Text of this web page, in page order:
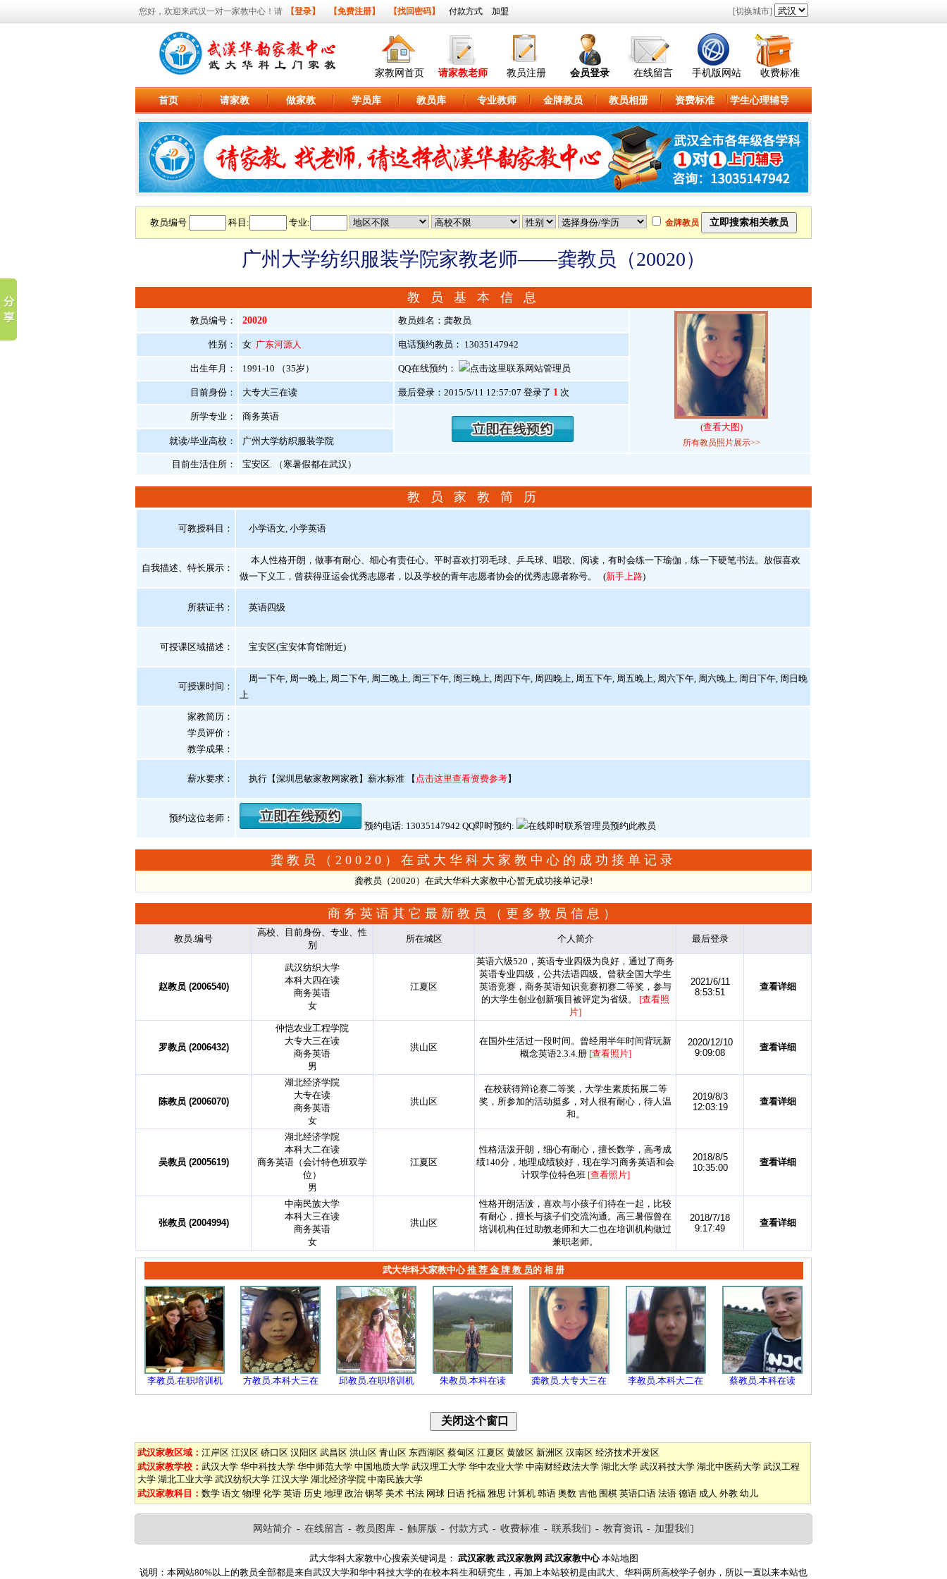
您好，欢迎来武汉一对一家教中心！请 【登录】 【免费注册】 【找回密码】 付款方式 加盟 [切换城市]
家教网首页 请家教老师 教员注册 会员登录 在线留言 手机版网站 收费标准
首页 请家教 做家教 学员库 教员库 专业教师 金牌教员 教员相册 资费标准 学生心理辅导
教员编号 科目: 专业: 金牌教员
广州大学纺织服装学院家教老师——龚教员（20020）
教 员 基 本 信 息
教员编号： 20020 教员姓名：龚教员
(查看大图)
所有教员照片展示>>
性别： 女 广东河源人 电话预约教员： 13035147942
出生年月： 1991-10 （35岁） QQ在线预约：
目前身份： 大专大三在读 最后登录：2015/5/11 12:57:07 登录了 1 次
所学专业： 商务英语
就读/毕业高校： 广州大学纺织服装学院
目前生活住所： 宝安区. （寒暑假都在武汉）
教 员 家 教 简 历
可教授科目： 小学语文, 小学英语
自我描述、特长展示 ：
本人性格开朗，做事有耐心、细心有责任心。平时喜欢打羽毛球、乒乓球、唱歌、阅读，有时会练一下瑜伽，练一下硬笔书法。放假喜欢
做一下义工，曾获得亚运会优秀志愿者，以及学校的青年志愿者协会的优秀志愿者称号。
(新手上路)
所获证书 ： 英语四级
可授课区域描述： 宝安区(宝安体育馆附近)
可授课时间：
周一下午, 周一晚上, 周二下午, 周二晚上, 周三下午, 周三晚上, 周四下午, 周四晚上, 周五下午, 周五晚上, 周六下午, 周六晚上, 周日下午, 周日晚
上
家教简历：
学员评价：
教学成果：
薪水要求： 执行【深圳思敏家教网家教】薪水标准 【 点击这里查看资费参考】
预约这位老师：
预约电话: 13035147942 QQ即时预约:
龚教员（20020）在武大华科大家教中心的成功接单记录
龚教员（20020）在武大华科大家教中心暂无成功接单记录!
商务英语其它最新教员（ 更多教员信息 ）
教员.编号
高校、目前身份、专业、性
别
所在城区 个人简介 最后登录
赵教员 (2006540)
武汉纺织大学
本科大四在读
商务英语
女
江夏区
英语六级520，英语专业四级为良好，通过了商务
英语专业四级，公共法语四级。曾获全国大学生
英语竞赛，商务英语知识竞赛初赛二等奖，参与
的大学生创业创新项目被评定为省级。 [查看照
片]
2021/6/11
8:53:51
查看详细
罗教员 (2006432)
仲恺农业工程学院
大专大三在读
商务英语
男
洪山区
在国外生活过一段时间。曾经用半年时间背玩新
概念英语2.3.4.册 [查看照片]
2020/12/10
9:09:08
查看详细
陈教员 (2006070)
湖北经济学院
大专在读
商务英语
女
洪山区
在校获得辩论赛二等奖，大学生素质拓展二等
奖，所参加的活动挺多，对人很有耐心，待人温
和。
2019/8/3
12:03:19
查看详细
吴教员 (2005619)
湖北经济学院
本科大二在读
商务英语（会计特色班双学
位）
男
江夏区
性格活泼开朗，细心有耐心，擅长数学，高考成
绩140分，地理成绩较好，现在学习商务英语和会
计双学位特色班 [查看照片]
2018/8/5
10:35:00
查看详细
张教员 (2004994)
中南民族大学
本科大三在读
商务英语
女
洪山区
性格开朗活泼，喜欢与小孩子们待在一起，比较
有耐心，擅长与孩子们交流沟通。高三暑假曾在
培训机构任过助教老师和大二也在培训机构做过
兼职老师。
2018/7/18
9:17:49
查看详细
武大华科大家教中心推 荐 金 牌 教 员的 相 册
李教员.在职培训机 方教员.本科大三在 邱教员.在职培训机 朱教员.本科在读 龚教员.大专大三在 李教员.本科大二在 蔡教员.本科在读
武汉家教区域： 江岸区 江汉区 硚口区 汉阳区 武昌区 洪山区 青山区 东西湖区 蔡甸区 江夏区 黄陂区 新洲区 汉南区 经济技术开发区
武汉家教学校： 武汉大学 华中科技大学 华中师范大学 中国地质大学 武汉理工大学 华中农业大学 中南财经政法大学 湖北大学 武汉科技大学 湖北中医药大学 武汉工程
大学 湖北工业大学 武汉纺织大学 江汉大学 湖北经济学院 中南民族大学
武汉家教科目： 数学 语文 物理 化学 英语 历史 地理 政治 钢琴 美术 书法 网球 日语 托福 雅思 计算机 韩语 奥数 吉他 围棋 英语口语 法语 德语 成人 外教 幼儿
网站简介 - 在线留言 - 教员图库 - 触屏版 - 付款方式 - 收费标准 - 联系我们 - 教育资讯 - 加盟我们
武大华科大家教中心搜索关键词是： 武汉家教 武汉家教网 武汉家教中心 本站地图
说明：本网站80%以上的教员全部都是来自武汉大学和华中科技大学的在校本科生和研究生，再加上本站较初是由武大、华科两所高校学子创办，所以一直以来本站也